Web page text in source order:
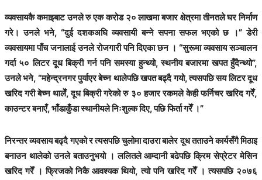
व्यवसायकै कमाइबाट उनले रु एक करोड २० लाखमा बजार क्षेत्रमा तीनतले घर निर्माण
गरे। उनले भने, “दुई दशकअघि व्यवसायी बन्ने सपना सफल भएको छ ।” डेरी
व्यवसायमा पाँच जनालाई उनले रोजगारी पनि दिएका छन । “सुरूमा व्यवसाय सञ्चालन
गर्दा ५० लिटर दूध बिक्री गर्न पनि समस्या हुन्थ्यो, स्थनीय बजारमा खपत हुँदैन्थ्यो”,
उनले भने, “महेन्द्रनगर पुर्याएर बेच्न थालेपछि खपत बढ्दै गयो, त्यसपछि सय लिटर दूध
खरिद गरी बेच्न थालेँ, दूध बिक्री गरेको रु ३० हजार रकमले केही फर्निचर खरिद गरेँ,
काउन्टर बनाएँ, भाँडाकुँडा स्थानीयले निःशुल्क दिए, पछि फिर्ता गरेँ ।”
निरन्तर व्यवसाय बढ्दै गएको र त्यसपछि चुलोमा दाउरा बालेर दूध तताउने कार्यसँगै मिठाइ
बनाउन थालेको उनले बताउनुभयो । ललितले आम्दानी बढेपछि क्रिम सेप्रेटर मेसिन
खरिद गरेँ । फ्रिजको निकै आवश्यक थियो, त्यो पनि खरिद गरेँ । त्यसपछि २०७६